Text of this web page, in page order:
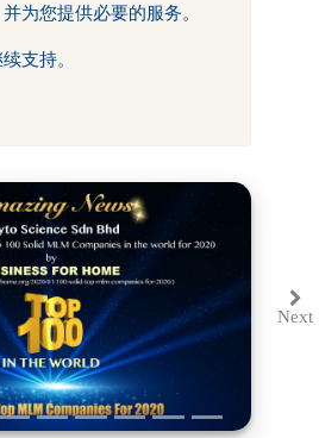
为您提供必要的服务。
支持。
Next